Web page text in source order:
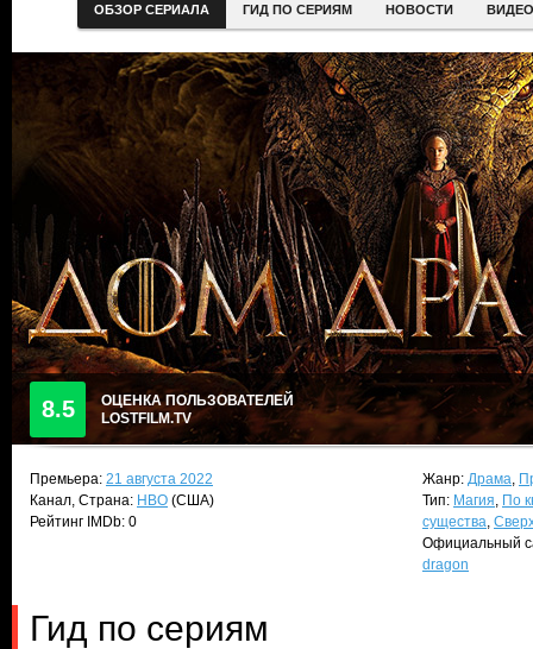
ОБЗОР СЕРИАЛА ГИД ПО СЕРИЯМ НОВОСТИ ВИДЕО
8.5
ОЦЕНКА ПОЛЬЗОВАТЕЛЕЙ
LOSTFILM.TV
Премьера: 21 августа 2022
Канал, Страна: HBO (США)
Рейтинг IMDb: 0
Жанр: Драма,
Тип: Магия, По
существа,
Официальный
dragon
Гид по сериям